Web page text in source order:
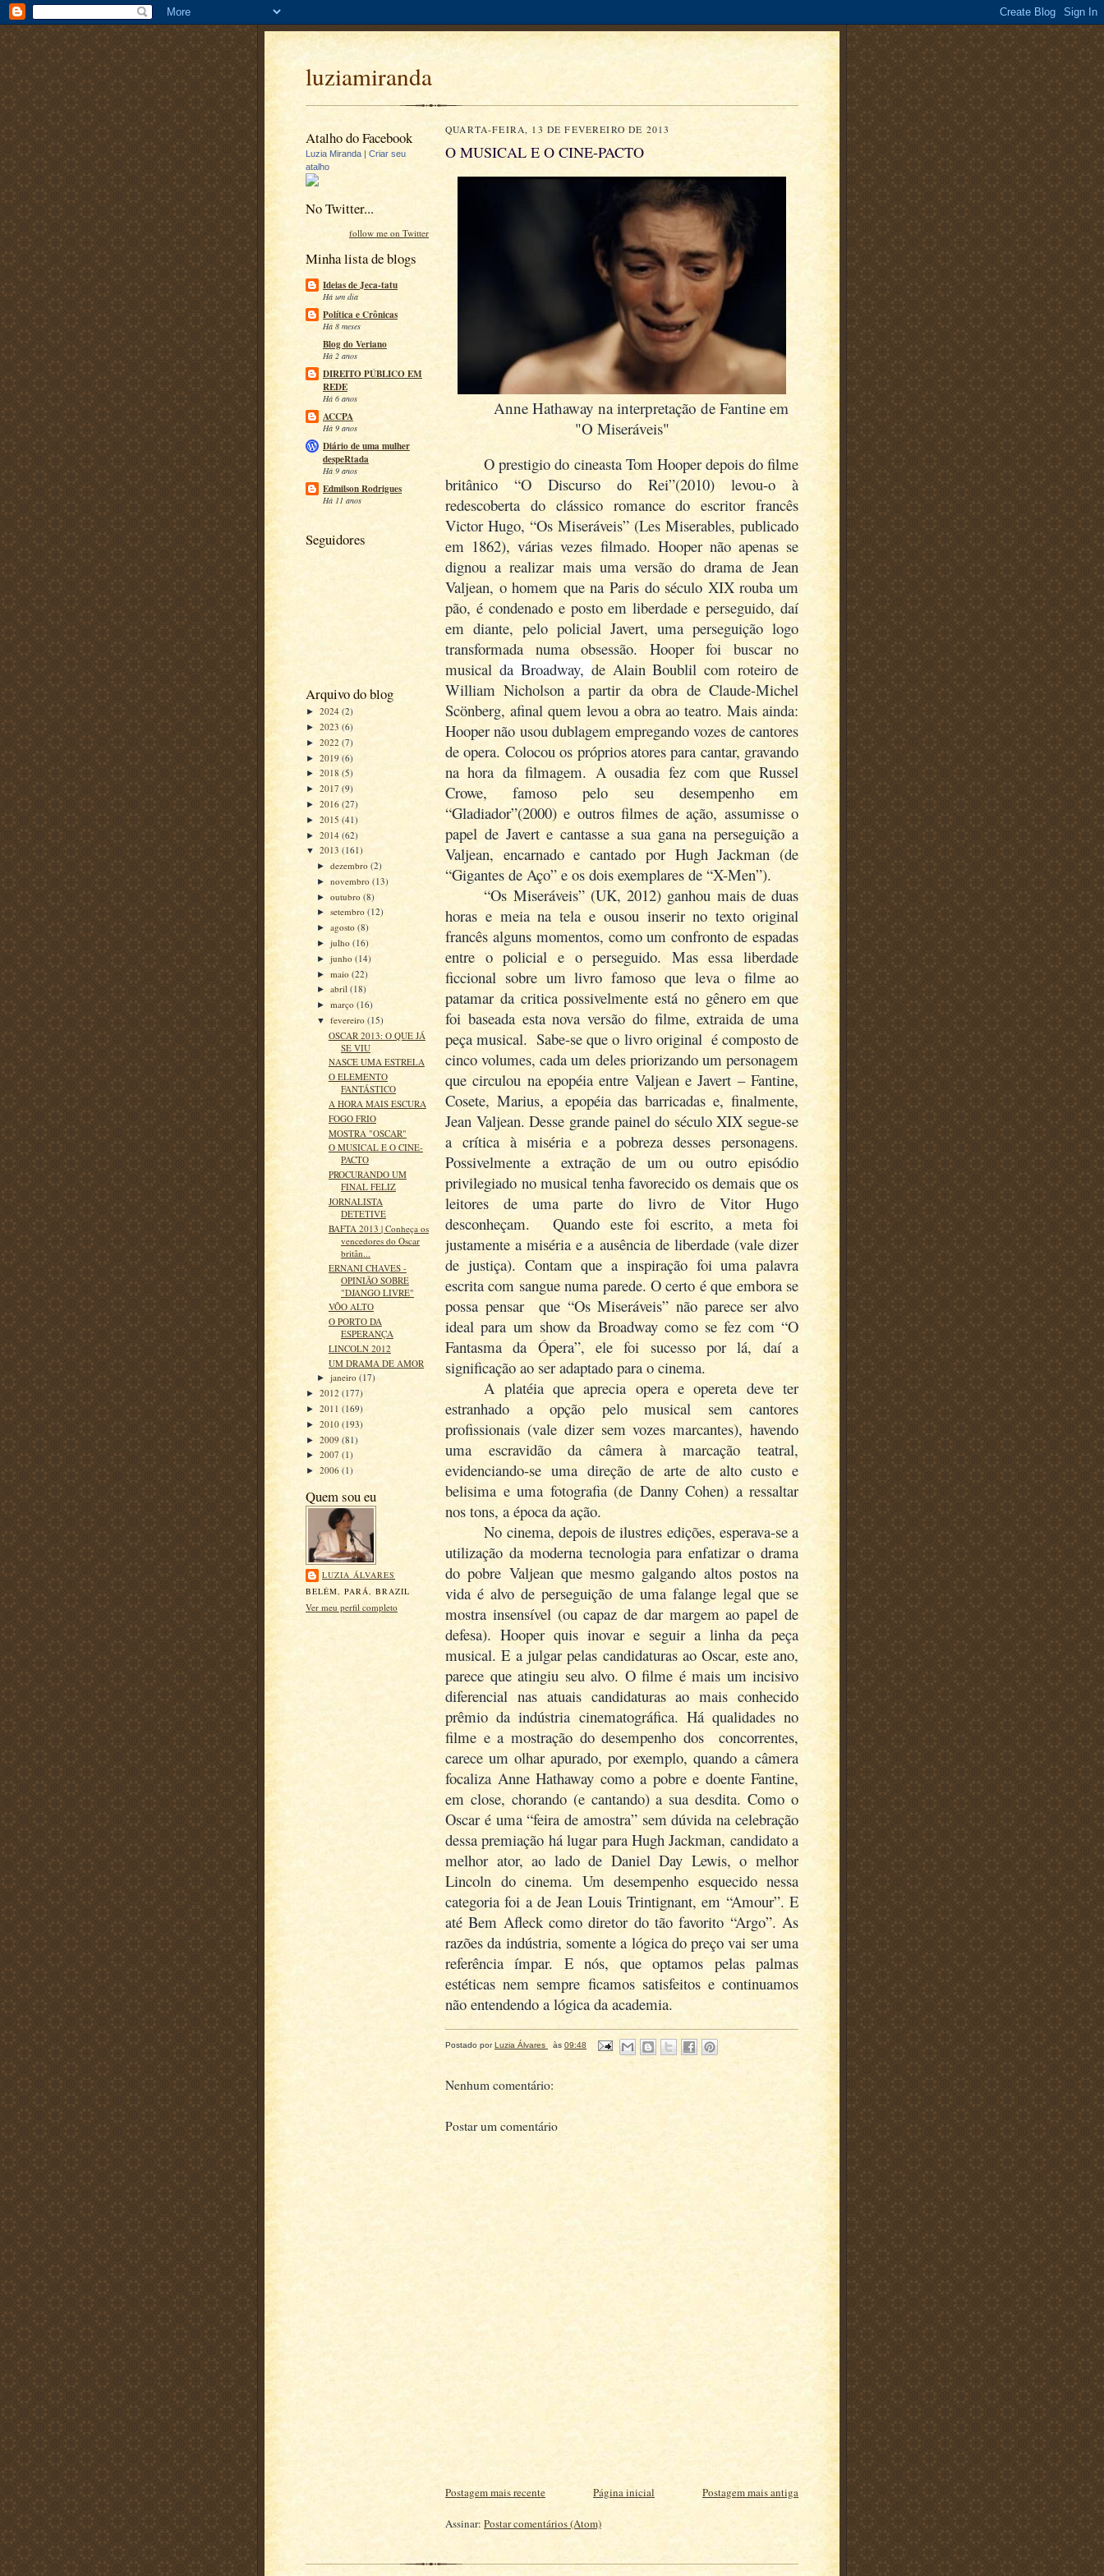
luziamiranda
Atalho do Facebook
Luzia Miranda | Criar seu
atalho
No Twitter...
follow me on Twitter
Minha lista de blogs
Ideias de Jeca-tatu
Há um dia
Política e Crônicas
Há 8 meses
Blog do Veriano
Há 2 anos
DIREITO PÚBLICO EM
REDE
Há 6 anos
ACCPA
Há 9 anos
Diário de uma mulher
despeRtada
Há 9 anos
Edmilson Rodrigues
Há 11 anos
Seguidores
Arquivo do blog
► 2024 (2)
► 2023 (6)
► 2022 (7)
► 2019 (6)
► 2018 (5)
► 2017 (9)
► 2016 (27)
► 2015 (41)
► 2014 (62)
▼ 2013 (161)
►dezembro(2)
►novembro(13)
►outubro(8)
►setembro(12)
►agosto(8)
►julho(16)
►junho(14)
►maio(22)
►abril(18)
►março(16)
▼fevereiro(15)
OSCAR 2013: O QUE JÁ
SE VIU
NASCE UMA ESTRELA
O ELEMENTO
FANTÁSTICO
A HORA MAIS ESCURA
FOGO FRIO
MOSTRA "OSCAR"
O MUSICAL E O CINE-
PACTO
PROCURANDO UM
FINAL FELIZ
JORNALISTA
DETETIVE
BAFTA 2013 | Conheça os
vencedores do Oscar
britân...
ERNANI CHAVES -
OPINIÃO SOBRE
"DJANGO LIVRE"
VÔO ALTO
O PORTO DA
ESPERANÇA
LINCOLN 2012
UM DRAMA DE AMOR
►janeiro(17)
► 2012 (177)
► 2011 (169)
► 2010 (193)
► 2009 (81)
► 2007 (1)
► 2006 (1)
Quem sou eu
LUZIA ÁLVARES
BELÉM, PARÁ, BRAZIL
Ver meu perfil completo
QUARTA-FEIRA, 13 DE FEVEREIRO DE 2013
O MUSICAL E O CINE-PACTO
Anne Hathaway na interpretação de Fantine em
"O Miseráveis"
O prestigio do cineasta Tom Hooper depois do filme
britânico “O Discurso do Rei”(2010) levou-o à
redescoberta do clássico romance do escritor francês
Victor Hugo, “Os Miseráveis” (Les Miserables, publicado
em 1862), várias vezes filmado. Hooper não apenas se
dignou a realizar mais uma versão do drama de Jean
Valjean, o homem que na Paris do século XIX rouba um
pão, é condenado e posto em liberdade e perseguido, daí
em diante, pelo policial Javert, uma perseguição logo
transformada numa obsessão. Hooper foi buscar no
musical da Broadway, de Alain Boublil com roteiro de
William Nicholson a partir da obra de Claude-Michel
Scönberg, afinal quem levou a obra ao teatro. Mais ainda:
Hooper não usou dublagem empregando vozes de cantores
de opera. Colocou os próprios atores para cantar, gravando
na hora da filmagem. A ousadia fez com que Russel
Crowe, famoso pelo seu desempenho em
“Gladiador”(2000) e outros filmes de ação, assumisse o
papel de Javert e cantasse a sua gana na perseguição a
Valjean, encarnado e cantado por Hugh Jackman (de
“Gigantes de Aço” e os dois exemplares de “X-Men”).
“Os Miseráveis” (UK, 2012) ganhou mais de duas
horas e meia na tela e ousou inserir no texto original
francês alguns momentos, como um confronto de espadas
entre o policial e o perseguido. Mas essa liberdade
ficcional sobre um livro famoso que leva o filme ao
patamar da critica possivelmente está no gênero em que
foi baseada esta nova versão do filme, extraida de uma
peça musical. Sabe-se que o livro original é composto de
cinco volumes, cada um deles priorizando um personagem
que circulou na epopéia entre Valjean e Javert – Fantine,
Cosete, Marius, a epopéia das barricadas e, finalmente,
Jean Valjean. Desse grande painel do século XIX segue-se
a crítica à miséria e a pobreza desses personagens.
Possivelmente a extração de um ou outro episódio
privilegiado no musical tenha favorecido os demais que os
leitores de uma parte do livro de Vitor Hugo
desconheçam. Quando este foi escrito, a meta foi
justamente a miséria e a ausência de liberdade (vale dizer
de justiça). Contam que a inspiração foi uma palavra
escrita com sangue numa parede. O certo é que embora se
possa pensar que “Os Miseráveis” não parece ser alvo
ideal para um show da Broadway como se fez com “O
Fantasma da Ópera”, ele foi sucesso por lá, daí a
significação ao ser adaptado para o cinema.
A platéia que aprecia opera e opereta deve ter
estranhado a opção pelo musical sem cantores
profissionais (vale dizer sem vozes marcantes), havendo
uma escravidão da câmera à marcação teatral,
evidenciando-se uma direção de arte de alto custo e
belisima e uma fotografia (de Danny Cohen) a ressaltar
nos tons, a época da ação.
No cinema, depois de ilustres edições, esperava-se a
utilização da moderna tecnologia para enfatizar o drama
do pobre Valjean que mesmo galgando altos postos na
vida é alvo de perseguição de uma falange legal que se
mostra insensível (ou capaz de dar margem ao papel de
defesa). Hooper quis inovar e seguir a linha da peça
musical. E a julgar pelas candidaturas ao Oscar, este ano,
parece que atingiu seu alvo. O filme é mais um incisivo
diferencial nas atuais candidaturas ao mais conhecido
prêmio da indústria cinematográfica. Há qualidades no
filme e a mostração do desempenho dos concorrentes,
carece um olhar apurado, por exemplo, quando a câmera
focaliza Anne Hathaway como a pobre e doente Fantine,
em close, chorando (e cantando) a sua desdita. Como o
Oscar é uma “feira de amostra” sem dúvida na celebração
dessa premiação há lugar para Hugh Jackman, candidato a
melhor ator, ao lado de Daniel Day Lewis, o melhor
Lincoln do cinema. Um desempenho esquecido nessa
categoria foi a de Jean Louis Trintignant, em “Amour”. E
até Bem Afleck como diretor do tão favorito “Argo”. As
razões da indústria, somente a lógica do preço vai ser uma
referência ímpar. E nós, que optamos pelas palmas
estéticas nem sempre ficamos satisfeitos e continuamos
não entendendo a lógica da academia.
Postado porLuzia Álvares às 09:48
Nenhum comentário:
Postar um comentário
Postagem mais recente Postagem mais antiga
Página inicial
Assinar: Postar comentários (Atom)